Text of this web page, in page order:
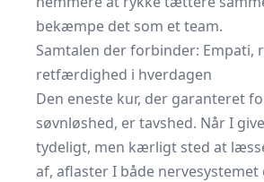
bekæmpe det som et team.
Samtalen der forbinder: Empati,
retfærdighed i hverdagen
Den eneste kur, der garanteret
søvnløshed, er tavshed. Når I
tydeligt, men kærligt sted at
af, aflaster I både nervesystemet